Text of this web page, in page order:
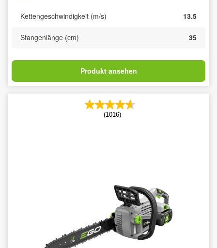
Kettengeschwindigkeit (m/s) 13.5
Stangenlänge (cm) 35
Produkt ansehen
(1016)